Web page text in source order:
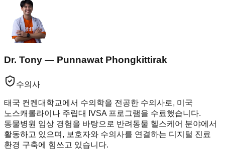
Dr. Tony — Punnawat Phongkittirak
수의사
태국 컨켄대학교에서 수의학을 전공한 수의사로, 미국
노스캐롤라이나 주립대 IVSA 프로그램을 수료했습니다.
동물병원 임상 경험을 바탕으로 반려동물 헬스케어 분야에서
활동하고 있으며, 보호자와 수의사를 연결하는 디지털 진료
환경 구축에 힘쓰고 있습니다.